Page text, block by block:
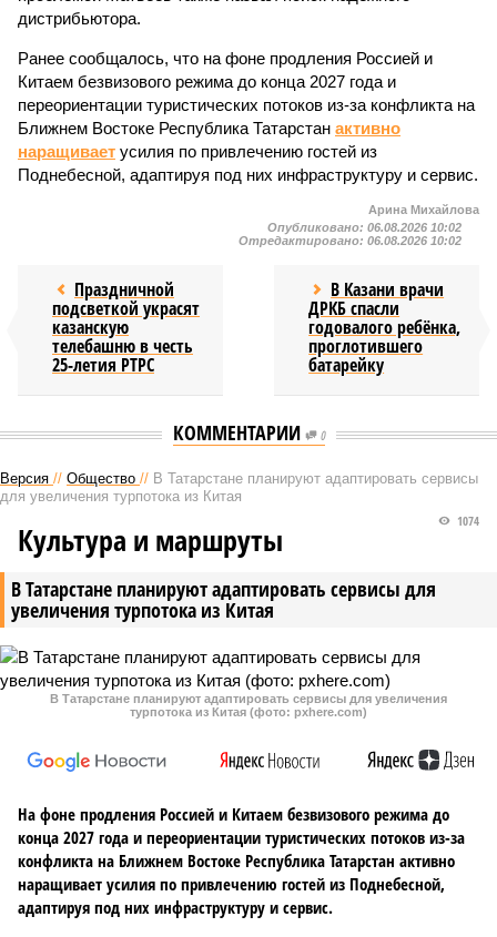
дистрибьютора.
Ранее сообщалось, что на фоне продления Россией и
Китаем безвизового режима до конца 2027 года и
переориентации туристических потоков из-за конфликта на
Ближнем Востоке Республика Татарстан активно
наращивает усилия по привлечению гостей из
Поднебесной, адаптируя под них инфраструктуру и сервис.
Арина Михайлова
Опубликовано: 06.08.2026 10:02
Отредактировано: 06.08.2026 10:02
Праздничной
подсветкой украсят
казанскую
телебашню в честь
25-летия РТРС
В Казани врачи
ДРКБ спасли
годовалого ребёнка,
проглотившего
батарейку
КОММЕНТАРИИ 0
Версия // Общество // В Татарстане планируют адаптировать сервисы
для увеличения турпотока из Китая
В Татарстане планируют адаптировать сервисы для
увеличения турпотока из Китая
1074
Культура и маршруты
В Татарстане планируют адаптировать сервисы для увеличения
турпотока из Китая (фото: pxhere.com)
На фоне продления Россией и Китаем безвизового режима до
конца 2027 года и переориентации туристических потоков из-за
конфликта на Ближнем Востоке Республика Татарстан активно
наращивает усилия по привлечению гостей из Поднебесной,
адаптируя под них инфраструктуру и сервис.